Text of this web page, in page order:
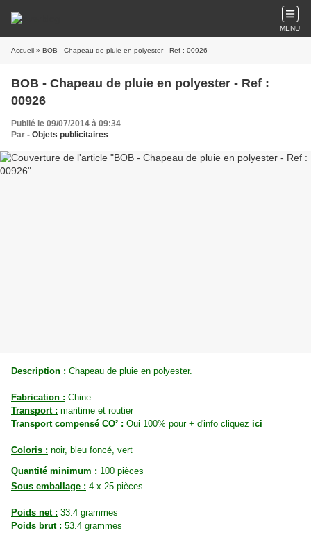
MENU
Accueil » BOB - Chapeau de pluie en polyester - Ref : 00926
BOB - Chapeau de pluie en polyester - Ref :
00926
Publié le 09/07/2014 à 09:34
Par - Objets publicitaires
Description : Chapeau de pluie en polyester.
Fabrication : Chine
Transport : maritime et routier
Transport compensé CO² : Oui 100% pour + d'info cliquez ici
Coloris : noir, bleu foncé, vert
Quantité minimum : 100 pièces
Sous emballage : 4 x 25 pièces
Poids net : 33.4 grammes
Poids brut : 53.4 grammes